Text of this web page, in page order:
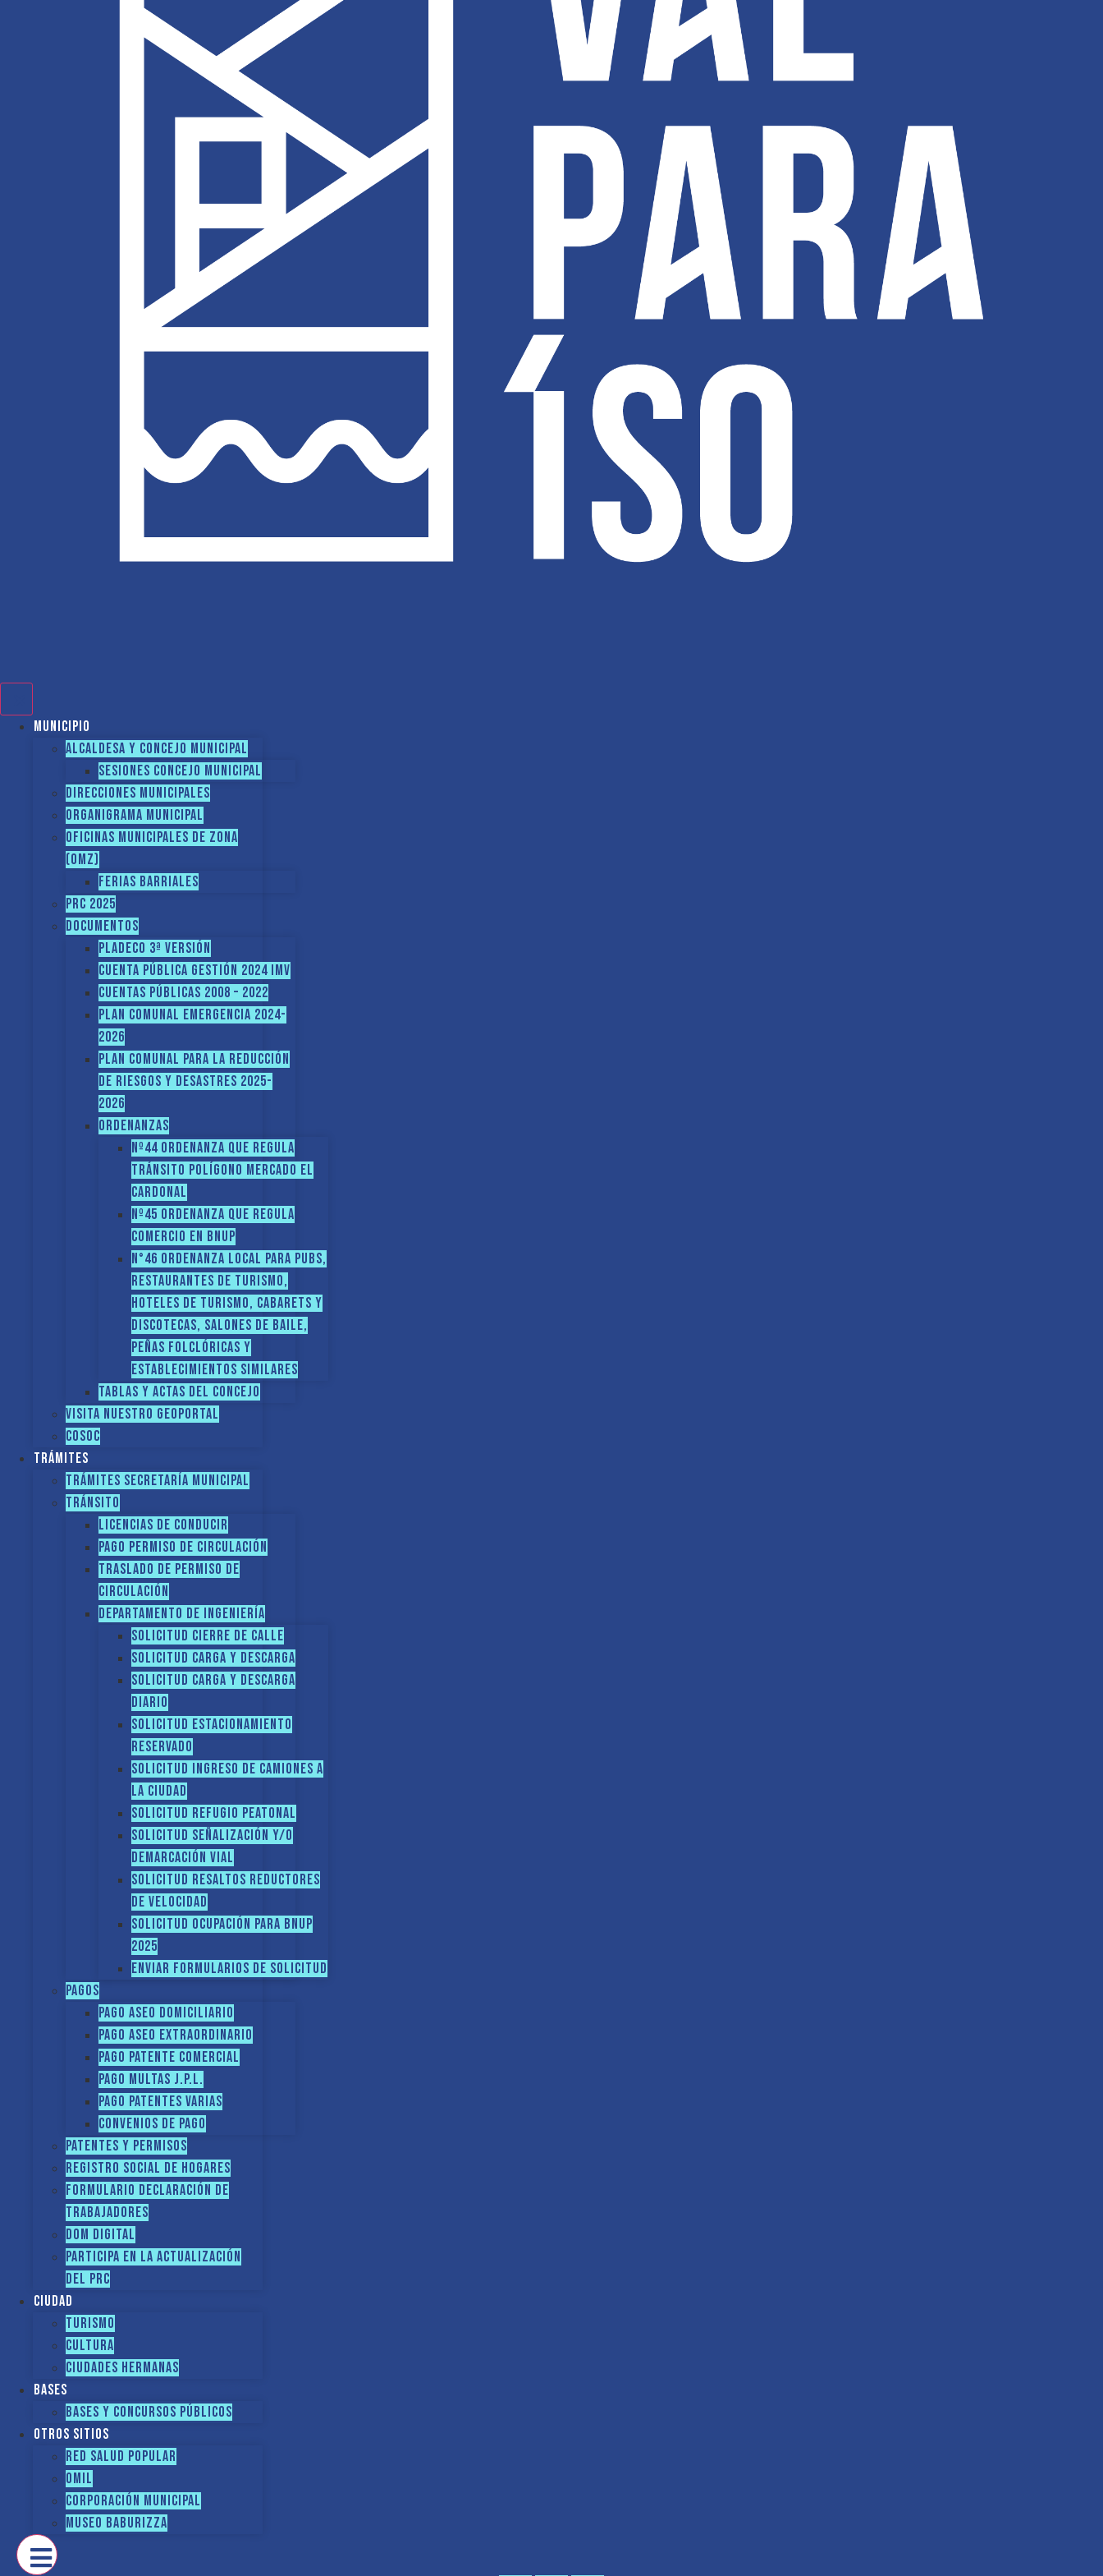
Municipio
Alcaldesa y Concejo Municipal
Sesiones Concejo Municipal
Direcciones municipales
Organigrama Municipal
Oficinas Municipales de Zona
(OMZ)
Ferias Barriales
PRC 2025
Documentos
PLADECO 3ª VERSIÓN
CUENTA PÚBLICA GESTIÓN 2024 IMV
Cuentas Públicas 2008 – 2022
PLAN COMUNAL EMERGENCIA 2024-
2026
PLAN COMUNAL PARA LA REDUCCIÓN
DE RIESGOS Y DESASTRES 2025-
2026
ORDENANZAS
Nº44 Ordenanza que regula
tránsito Polígono Mercado El
Cardonal
Nº45 Ordenanza que regula
comercio en BNUP
N°46 Ordenanza local para pubs,
restaurantes de turismo,
hoteles de turismo, cabarets y
discotecas, salones de baile,
peñas folclóricas y
establecimientos similares
Tablas y Actas del Concejo
Visita nuestro GEOPORTAL
COSOC
Trámites
Trámites Secretaría Municipal
Tránsito
Licencias de conducir
Pago Permiso de Circulación
Traslado de Permiso de
circulación
Departamento de Ingeniería
Solicitud Cierre de calle
Solicitud Carga y descarga
Solicitud Carga y descarga
diario
Solicitud Estacionamiento
reservado
Solicitud Ingreso de camiones a
la ciudad
Solicitud Refugio peatonal
Solicitud Señalización y/o
demarcación vial
Solicitud Resaltos reductores
de velocidad
Solicitud Ocupación para BNUP
2025
ENVIAR FORMULARIOS DE SOLICITUD
Pagos
Pago Aseo domiciliario
Pago Aseo extraordinario
Pago Patente comercial
Pago multas J.P.L.
Pago Patentes varias
Convenios de pago
Patentes y Permisos
Registro social de hogares
FORMULARIO DECLARACIÓN DE
TRABAJADORES
DOM Digital
Participa en la actualización
del PRC
Ciudad
Turismo
Cultura
Ciudades hermanas
Bases
Bases y Concursos Públicos
Otros sitios
Red Salud Popular
OMIL
Corporación Municipal
Museo Baburizza